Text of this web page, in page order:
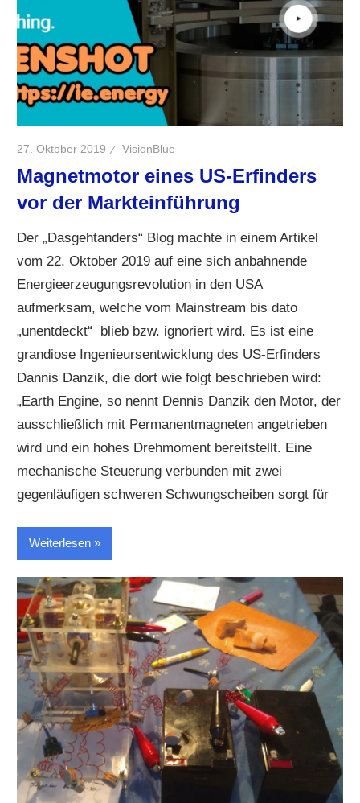
27. Oktober 2019 VisionBlue
Magnetmotor eines US-Erfinders
vor der Markteinführung
Der „Dasgehtanders“ Blog machte in einem Artikel
vom 22. Oktober 2019 auf eine sich anbahnende
Energieerzeugungsrevolution in den USA
aufmerksam, welche vom Mainstream bis dato
„unentdeckt“ blieb bzw. ignoriert wird. Es ist eine
grandiose Ingenieursentwicklung des US-Erfinders
Dannis Danzik, die dort wie folgt beschrieben wird:
„Earth Engine, so nennt Dennis Danzik den Motor, der
ausschließlich mit Permanentmagneten angetrieben
wird und ein hohes Drehmoment bereitstellt. Eine
mechanische Steuerung verbunden mit zwei
gegenläufigen schweren Schwungscheiben sorgt für
Weiterlesen